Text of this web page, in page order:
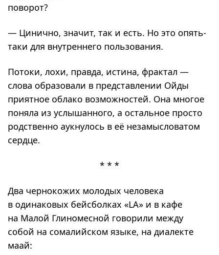
поворот?
— Цинично, значит, так и есть. Но это опять-
таки для внутреннего пользования.
Потоки, лохи, правда, истина, фрактал —
слова образовали в представлении Ойды
приятное облако возможностей. Она многое
поняла из услышанного, а остальное просто
родственно аукнулось в её незамысловатом
сердце.
* * *
Два чернокожих молодых человека
в одинаковых бейсболках «LA» и в кафе
на Малой Глиномесной говорили между
собой на сомалийском языке, на диалекте
маай: